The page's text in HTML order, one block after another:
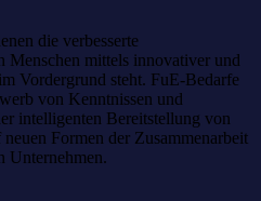
die verbesserte
Menschen mittels innovativer und
Vordergrund steht. FuE-Bedarfe
von Kenntnissen und
intelligenten Bereitstellung von
Formen der Zusammenarbeit
Unternehmen.